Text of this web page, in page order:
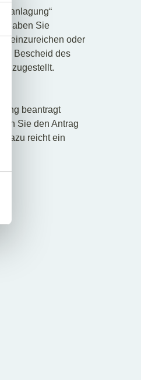
haben Sie
einzureichen oder
Bescheid des
zugestellt.
beantragt
Sie den Antrag
Dazu reicht ein